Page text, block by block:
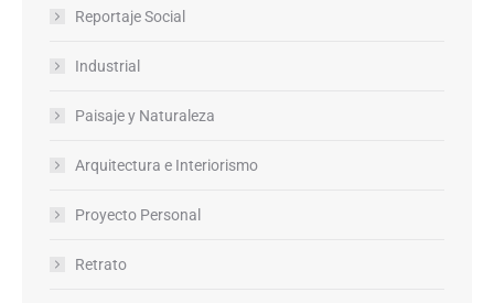
Reportaje Social
Industrial
Paisaje y Naturaleza
Arquitectura e Interiorismo
Proyecto Personal
Retrato